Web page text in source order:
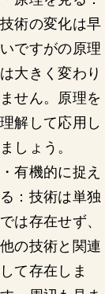
技術の変化は早
いですがの原理
は大きく変わり
ません。原理を
理解して応用し
ましょう。
・有機的に捉え
る：技術は単独
では存在せず、
他の技術と関連
して存在しま